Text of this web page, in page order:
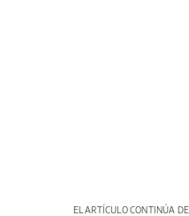
EL ARTÍCULO CONTINÚA